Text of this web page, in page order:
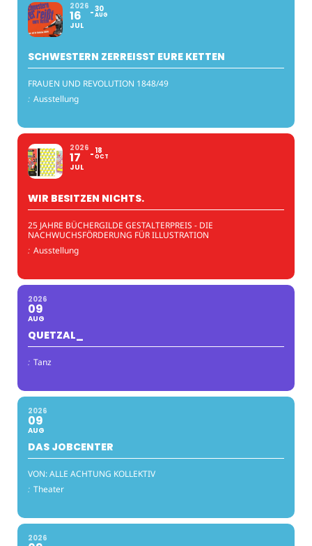
2026
16
JUL
30
AUG
SCHWESTERN ZERREISST EURE KETTEN
FRAUEN UND REVOLUTION 1848/49
: Ausstellung
2026
17
JUL
18
OCT
WIR BESITZEN NICHTS.
25 JAHRE BÜCHERGILDE GESTALTERPREIS - DIE
NACHWUCHSFÖRDERUNG FÜR ILLUSTRATION
: Ausstellung
2026
09
AUG
QUETZAL_
: Tanz
2026
09
AUG
DAS JOBCENTER
VON: ALLE ACHTUNG KOLLEKTIV
: Theater
2026